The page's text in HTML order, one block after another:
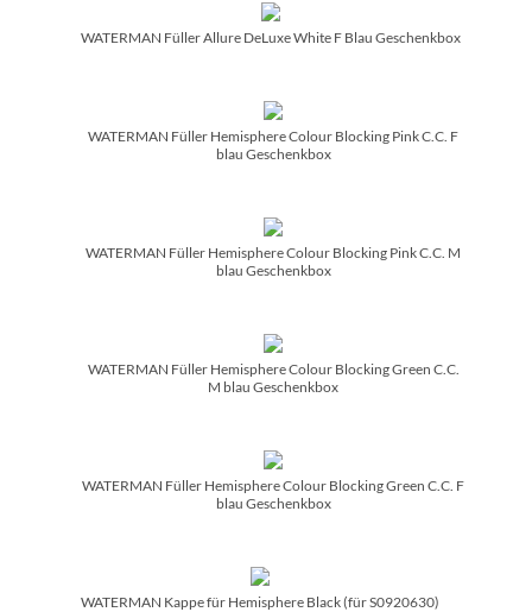
WATERMAN Füller Allure DeLuxe White F Blau Geschenkbox
WATERMAN Füller Hemisphere Colour Blocking Pink C.C. F
blau Geschenkbox
WATERMAN Füller Hemisphere Colour Blocking Pink C.C. M
blau Geschenkbox
WATERMAN Füller Hemisphere Colour Blocking Green C.C.
M blau Geschenkbox
WATERMAN Füller Hemisphere Colour Blocking Green C.C. F
blau Geschenkbox
WATERMAN Kappe für Hemisphere Black (für S0920630)